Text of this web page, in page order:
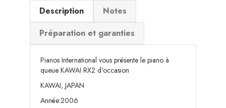
Description
Notes
Préparation et garanties
Pianos International vous présente le piano à
queue KAWAI RX2 d'occasion
KAWAI, JAPAN
Année:2006